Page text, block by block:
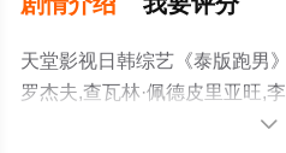
天堂影视日韩综艺《泰版跑男
罗杰夫,查瓦林·佩德皮里亚旺,
维弘可塔纳,瓦伦托恩·帕奥尼